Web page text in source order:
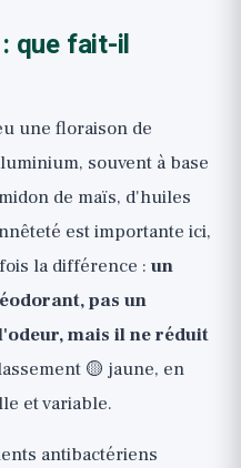
que fait-il
une floraison de
souvent à base
de maïs, d'huiles
est importante ici,
la différence : un
pas un
mais il ne réduit
🟡 jaune, en
et variable.
antibactériens